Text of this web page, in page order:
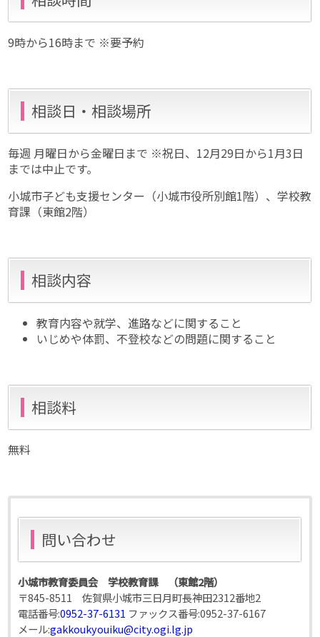
9時から16時まで ※要予約
相談日・相談場所
毎週 月曜日から金曜日まで ※祝日、12月29日から1月3日
までは中止です。
小城市子ども支援センター（小城市役所別館1階）、学校教
育課（東館2階）
相談内容
教育内容や就学、進路などに関すること
いじめや体罰、不登校などの問題に関すること
相談料
無料
問い合わせ
小城市教育委員会 学校教育課 （東館2階）
〒845-8511 佐賀県小城市三日月町長神田2312番地2
電話番号:0952-37-6131 ファックス番号:0952-37-6167
メール:gakkoukyouiku@city.ogi.lg.jp